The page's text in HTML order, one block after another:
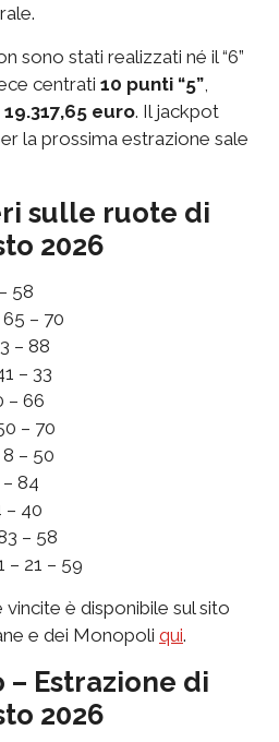
sono stati realizzati né il “6”
centrati 10 punti “5”
19.317,65 euro. Il jackpot
la prossima estrazione sale
sulle ruote di
2026
58
65 – 70
– 88
– 33
– 66
– 70
– 50
84
– 40
– 58
– 21 – 59
è disponibile sul sito
e dei Monopoli qui.
Estrazione di
2026